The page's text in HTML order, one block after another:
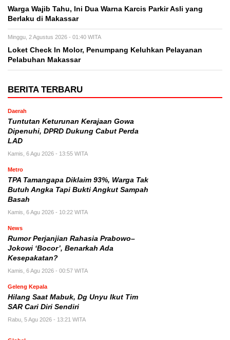
Warga Wajib Tahu, Ini Dua Warna Karcis Parkir Asli yang
Berlaku di Makassar
Minggu, 2 Agustus 2026 - 01:40 WITA
Loket Check In Molor, Penumpang Keluhkan Pelayanan
Pelabuhan Makassar
BERITA TERBARU
Daerah
Tuntutan Keturunan Kerajaan Gowa
Dipenuhi, DPRD Dukung Cabut Perda
LAD
Kamis, 6 Agu 2026 - 13:55 WITA
Metro
TPA Tamangapa Diklaim 93%, Warga Tak
Butuh Angka Tapi Bukti Angkut Sampah
Basah
Kamis, 6 Agu 2026 - 10:22 WITA
News
Rumor Perjanjian Rahasia Prabowo–
Jokowi ‘Bocor’, Benarkah Ada
Kesepakatan?
Kamis, 6 Agu 2026 - 00:57 WITA
Geleng Kepala
Hilang Saat Mabuk, Dg Unyu Ikut Tim
SAR Cari Diri Sendiri
Rabu, 5 Agu 2026 - 13:21 WITA